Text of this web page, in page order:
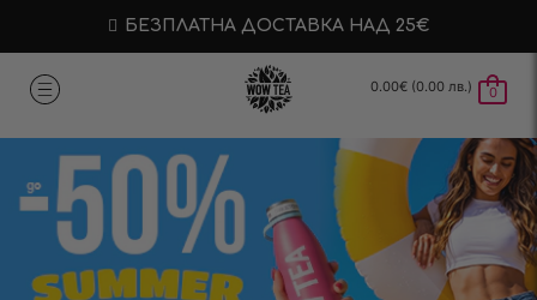
БЕЗПЛАТНА ДОСТАВКА НАД 25€
0.00€ (0.00 лв.) 0